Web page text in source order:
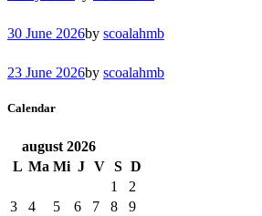
30 June 2026by scoalahmb
23 June 2026by scoalahmb
Calendar
august 2026
L Ma Mi J V S D
1
2
3
4 5 6 7 8
9